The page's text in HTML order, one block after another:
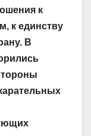
к
к единству
В